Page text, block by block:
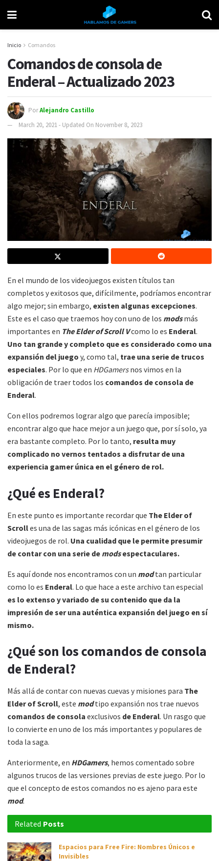
Inicio Comandos
Comandos de consola de
Enderal – Actualizado 2023
PorAlejandro Castillo
March 20, 2021 - Updated On November 8, 2023
En el mundo de los videojuegos existen títulos tan
completos y exitosos que, difícilmente, podríamos encontrar
algo mejor; sin embargo, existen algunas excepciones.
Este es el caso que traemos hoy con uno de los modsmás
importantes en The Elder of Scroll Vcomo lo es Enderal.
Uno tan grande y completo que es considerado como una
expansión del juego y, como tal, trae una serie de trucos
especiales. Por lo que en HDGamersnos vimos en la
obligación de traer todos los comandos de consola de
Enderal.
Con ellos podremos lograr algo que parecía imposible;
encontrar algo que hace mejor a un juego que, por sí solo, ya
era bastante completo. Por lo tanto, resulta muy
complicado no vernos tentados a disfrutar de una
experiencia gamer única en el género de rol.
¿Qué es Enderal?
En este punto es importante recordar que The Elder of
Scrolles una de las sagas más icónicas en el género de los
videojuegos de rol. Una cualidad que le permite presumir
de contar con una serie de modsespectaculares.
Es aquí donde nos encontramos con un modtan particular
como lo es Enderal. Lo que hace a este archivo tan especial
es lo extenso y variado de su contenido que da la
impresión de ser una auténtica expansión del juego en sí
mismo.
¿Qué son los comandos de consola
de Enderal?
Más allá de contar con nuevas cuevas y misiones para The
Elder of Scroll, este modtipo expansión nos trae nuevos
comandos de consola exclusivos de Enderal. Un rasgo que
lo convierte en uno de los más importantes y populares de
toda la saga.
Anteriormente, en HDGamers, hemos comentado sobre
algunos trucos de las versiones previas de este juego. Por lo
que el concepto de estos comandos no es ajeno para este
mod.
Related Posts
Espacios para Free Fire: Nombres Únicos e
Invisibles